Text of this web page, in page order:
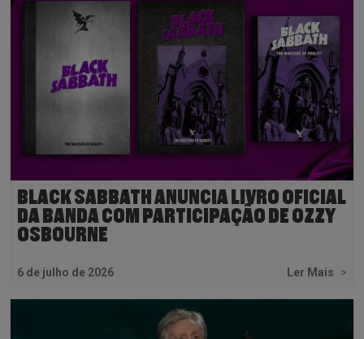
BLACK SABBATH ANUNCIA LIVRO OFICIAL
DA BANDA COM PARTICIPAÇÃO DE OZZY
OSBOURNE
6 de julho de 2026 Ler Mais >